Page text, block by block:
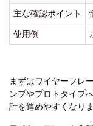
主な確認ポイント
使用例
まずはワイヤーフレ
ンプやプロトタイプ
計を進めやすくなりま